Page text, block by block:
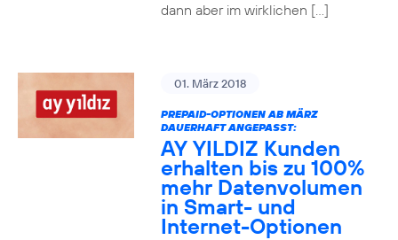
dann aber im wirklichen […]
01. März 2018
PREPAID-OPTIONEN AB MÄRZ
DAUERHAFT ANGEPASST:
AY YILDIZ Kunden
erhalten bis zu 100%
mehr Datenvolumen
in Smart- und
Internet-Optionen